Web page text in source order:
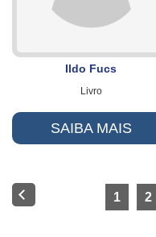
Ildo Fucs
Livro
SAIBA MAIS
1 2